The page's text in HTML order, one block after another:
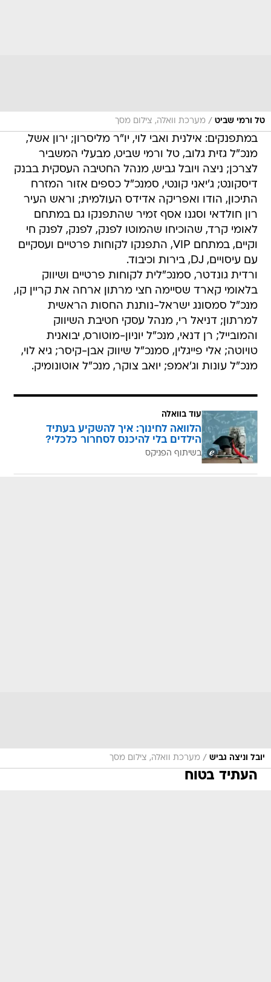
טל ורמי שביט / מערכת וואלה, צילום מסך
במתפנקים: אילנית ואבי לוי, יו"ר מליסרון; ירון אשל,
מנכ"ל גזית גלוב, טל ורמי שביט, מבעלי המשביר
לצרכן; ניצה ויובל גביש, מנהל החטיבה העסקית בבנק
דיסקונט; ג'יאני קונטי, סמנכ"ל כספים אזור המזרח
התיכון, הודו ואפריקה אדידס העולמית; וראש העיר
רון חולדאי וסגנו אסף זמיר שהתפנקו גם במתחם
לאומי קרד, שהוכיחו שהמוטו לפנק, לפנק, לפנק חי
וקיים, במתחם VIP, התפנקו לקוחות פרטיים ועסקיים
עם עיסויים, DJ, בירות וכיבוד.
ורדית גונדטר, סמנכ"לית לקוחות פרטיים ושיווק
בלאומי קארד שסיימה חצי מרתון ארחה את קריין קו,
מנכ"ל סמסונג ישראל-נותנת החסות הראשית
למרתון; דניאל רי, מנהל עסקי חטיבת השיווק
והמובייל; רן דנאי, מנכ"ל יוניון-מוטורס, יבואנית
טויוטה; אלי פייגלין, סמנכ"ל שיווק אבן-קיסר; גיא לוי,
מנכ"ל עונות וג'אמפ; יואב צוקר, מנכ"ל אוטונומיק.
עוד בוואלה
הלוואה לחינוך: איך להשקיע בעתיד
הילדים בלי להיכנס לסחרור כלכלי?
בשיתוף הפניקס
יובל וניצה גביש / מערכת וואלה, צילום מסך
העתיד בטוח